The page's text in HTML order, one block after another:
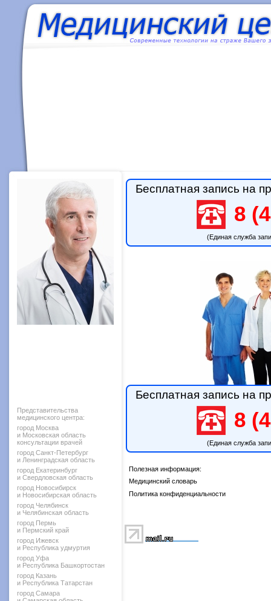
Представительства
медицинского центра:
город Москва
и Московская область
консультации врачей
город Санкт-Петербург
и Ленинградская область
город Екатеринбург
и Свердловская область
город Новосибирск
и Новосибирская область
город Челябинск
и Челябинская область
город Пермь
и Пермский край
город Ижевск
и Республика удмуртия
город Уфа
и Республика Башкортостан
город Казань
и Республика Татарстан
город Самара
Бесплатная запись на
8
(Единая служба
Бесплатная запись на
8
(Единая служба
Полезная информация:
Медицинский словарь
Политика конфиденциальности